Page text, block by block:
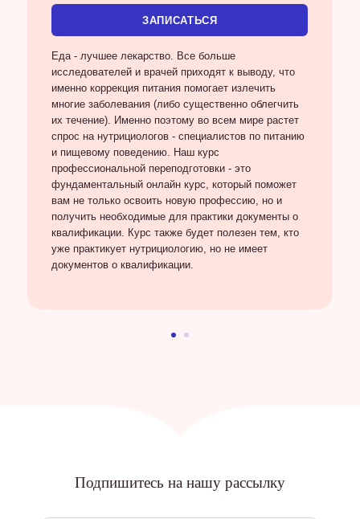
ЗАПИСАТЬСЯ
Еда - лучшее лекарство. Все больше
исследователей и врачей приходят к выводу, что
именно коррекция питания помогает излечить
многие заболевания (либо существенно облегчить
их течение). Именно поэтому во всем мире растет
спрос на нутрициологов - специалистов по питанию
и пищевому поведению. Наш курс
профессиональной переподготовки - это
фундаментальный онлайн курс, который поможет
вам не только освоить новую профессию, но и
получить необходимые для практики документы о
квалификации. Курс также будет полезен тем, кто
уже практикует нутрициологию, но не имеет
документов о квалификации.
Подпишитесь на нашу рассылку